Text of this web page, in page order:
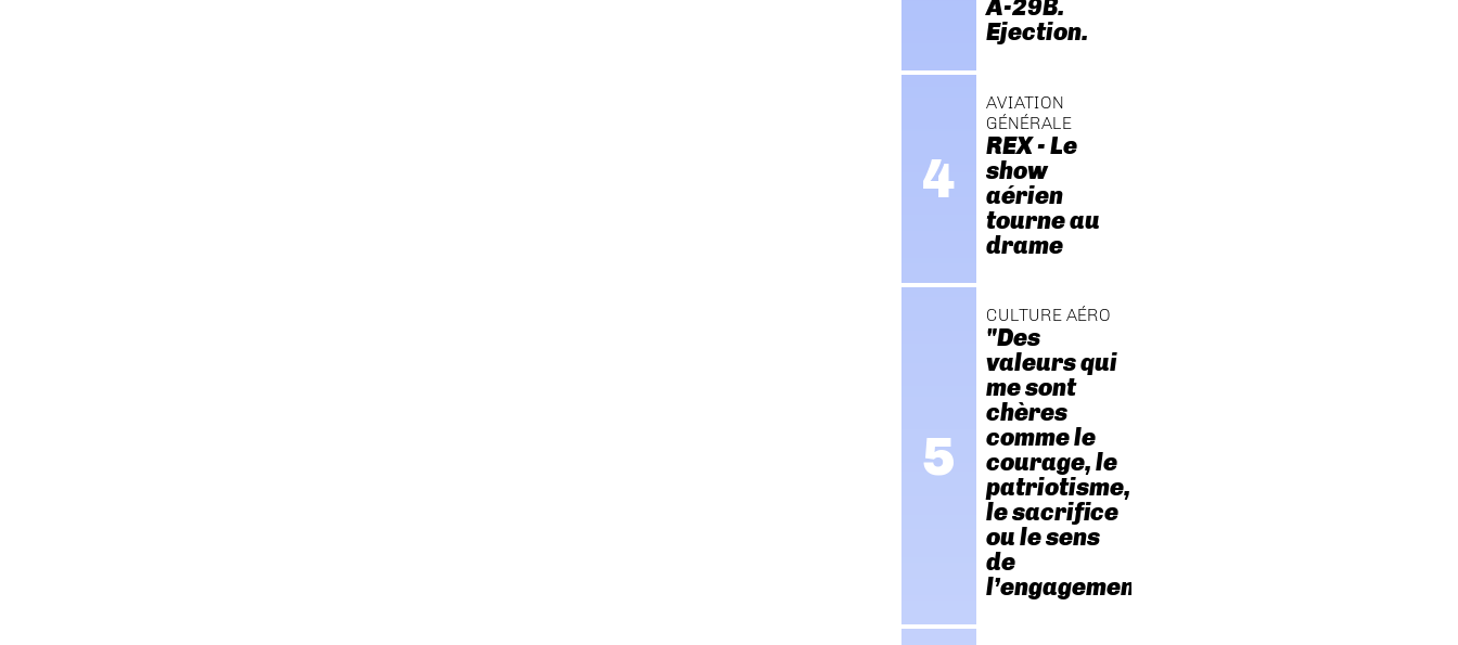
A-29B.
Ejection.
AVIATION
GÉNÉRALE
REX - Le
show
aérien
tourne au
drame
CULTURE AÉRO
"Des
valeurs qui
me sont
chères
comme le
courage, le
patriotisme,
le sacrifice
ou le sens
de
l’engagement."